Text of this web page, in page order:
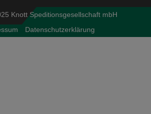
Knott Speditionsgesellschaft mbH
Datenschutzerklärung